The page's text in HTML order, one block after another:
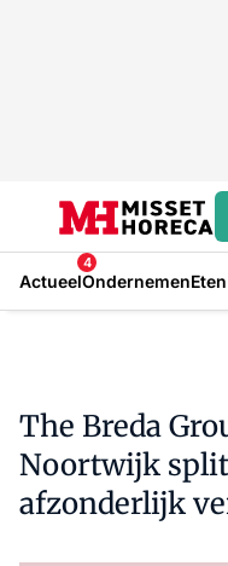
Actueel
4
Ondernemen
The Breda
Noortwijk
afzonderlijk